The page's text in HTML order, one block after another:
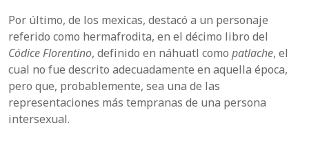
Por último, de los mexicas, destacó a un personaje
referido como hermafrodita, en el décimo libro del
Códice Florentino, definido en náhuatl como patlache, el
cual no fue descrito adecuadamente en aquella época,
pero que, probablemente, sea una de las
representaciones más tempranas de una persona
intersexual.